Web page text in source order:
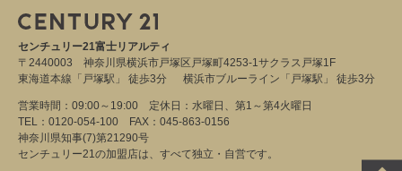
センチュリー21富士リアルティ
〒2440003 神奈川県横浜市戸塚区戸塚町4253-1サクラス戸塚1F
東海道本線「戸塚駅」 徒歩3分 横浜市ブルーライン「戸塚駅」 徒歩3分
営業時間：09:00～19:00 定休日：水曜日、第1～第4火曜日
TEL：0120-054-100 FAX：045-863-0156
神奈川県知事(7)第21290号
センチュリー21の加盟店は、すべて独立・自営です。